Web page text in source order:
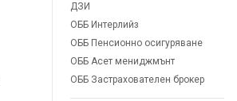
ДЗИ
ОББ Интерлийз
ОББ Пенсионно осигуряване
ОББ Асет мениджмънт
ОББ Застрахователен брокер